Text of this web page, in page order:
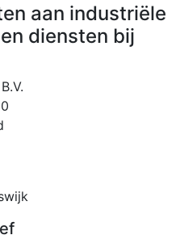
aan industriële
diensten bij